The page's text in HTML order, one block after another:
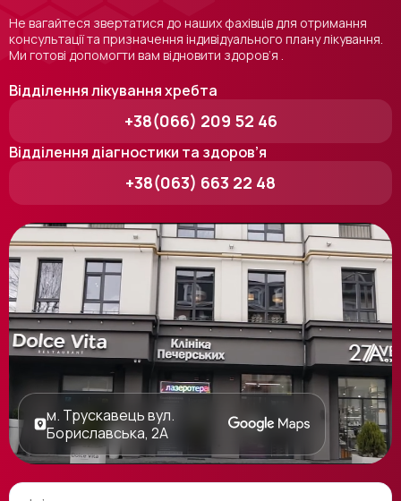
Не вагайтеся звертатися до наших фахівців для отримання
консультації та призначення індивідуального плану лікування.
Ми готові допомогти вам відновити здоров’я .
Відділення лікування хребта
+38(066) 209 52 46
Відділення діагностики та здоров’я
+38(063) 663 22 48
м. Трускавець вул.
Бориславська, 2А